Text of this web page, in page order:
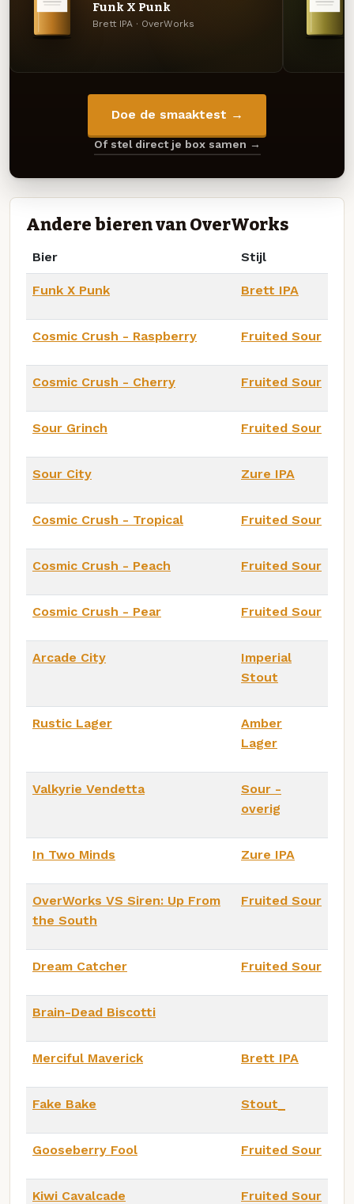
Funk X Punk
Brett IPA · OverWorks
Doe de smaaktest →
Of stel direct je box samen →
Andere bieren van OverWorks
Bier Stijl
Funk X Punk Brett IPA
Cosmic Crush - Raspberry Fruited Sour
Cosmic Crush - Cherry Fruited Sour
Sour Grinch Fruited Sour
Sour City Zure IPA
Cosmic Crush - Tropical Fruited Sour
Cosmic Crush - Peach Fruited Sour
Cosmic Crush - Pear Fruited Sour
Arcade City
Imperial
Stout
Rustic Lager
Amber
Lager
Valkyrie Vendetta
Sour -
overig
In Two Minds Zure IPA
OverWorks VS Siren: Up From
the South
Fruited Sour
Dream Catcher Fruited Sour
Brain-Dead Biscotti
Merciful Maverick Brett IPA
Fake Bake Stout_
Gooseberry Fool Fruited Sour
Kiwi Cavalcade Fruited Sour